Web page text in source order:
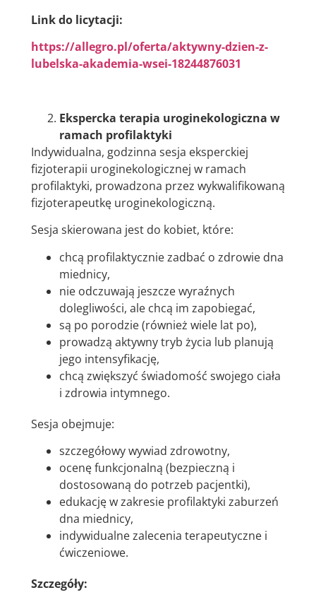
Link do licytacji:
https://allegro.pl/oferta/aktywny-dzien-z-
lubelska-akademia-wsei-18244876031
Ekspercka terapia uroginekologiczna w
ramach profilaktyki
Indywidualna, godzinna sesja eksperckiej
fizjoterapii uroginekologicznej w ramach
profilaktyki, prowadzona przez wykwalifikowaną
fizjoterapeutkę uroginekologiczną.
Sesja skierowana jest do kobiet, które:
chcą profilaktycznie zadbać o zdrowie dna
miednicy,
nie odczuwają jeszcze wyraźnych
dolegliwości, ale chcą im zapobiegać,
są po porodzie (również wiele lat po),
prowadzą aktywny tryb życia lub planują
jego intensyfikację,
chcą zwiększyć świadomość swojego ciała
i zdrowia intymnego.
Sesja obejmuje:
szczegółowy wywiad zdrowotny,
ocenę funkcjonalną (bezpieczną i
dostosowaną do potrzeb pacjentki),
edukację w zakresie profilaktyki zaburzeń
dna miednicy,
indywidualne zalecenia terapeutyczne i
ćwiczeniowe.
Szczegóły: